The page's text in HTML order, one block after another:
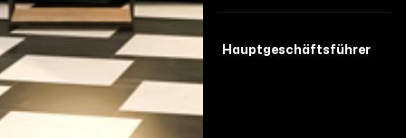
Hauptgeschäftsführer